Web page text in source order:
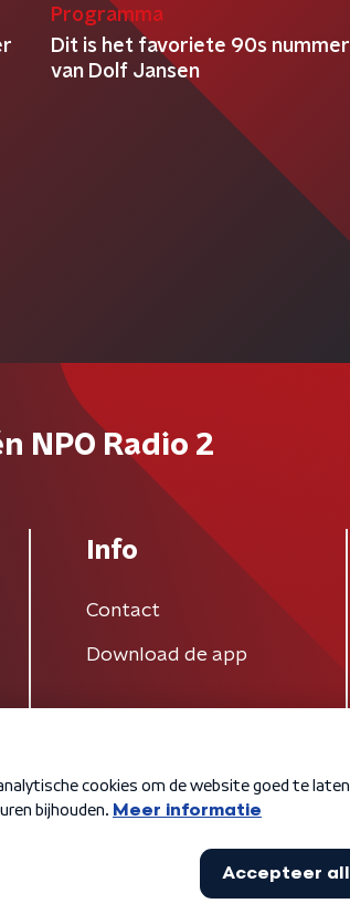
Programma
Dit is het favoriete 90s nummer
van Dolf Jansen
NPO Radio 2
Info
Contact
Download de app